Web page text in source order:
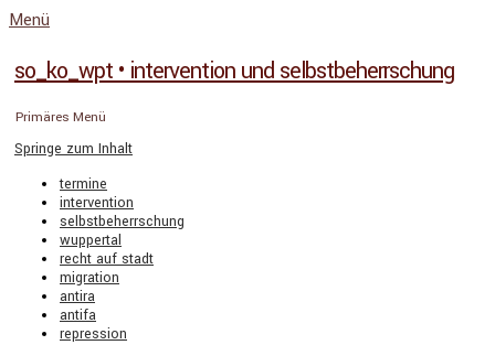
Menü
so_ko_wpt • intervention und selbstbeherrschung
Primäres Menü
Springe zum Inhalt
termine
intervention
selbstbeherrschung
wuppertal
recht auf stadt
migration
antira
antifa
repression